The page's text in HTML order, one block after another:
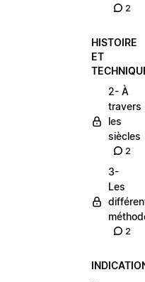
2
HISTOIRE
ET
2- À
travers
les
siècles
2
3-
Les
2
...